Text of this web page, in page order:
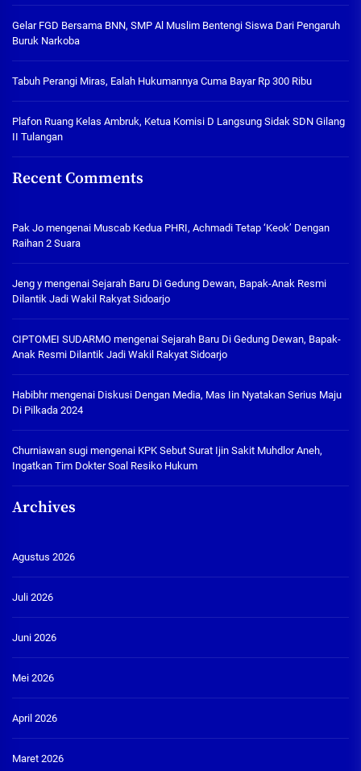
Gelar FGD Bersama BNN, SMP Al Muslim Bentengi Siswa Dari Pengaruh
Buruk Narkoba
Tabuh Perangi Miras, Ealah Hukumannya Cuma Bayar Rp 300 Ribu
Plafon Ruang Kelas Ambruk, Ketua Komisi D Langsung Sidak SDN Gilang
II Tulangan
Recent Comments
Pak Jo mengenai Muscab Kedua PHRI, Achmadi Tetap ‘Keok’ Dengan
Raihan 2 Suara
Jeng y mengenai Sejarah Baru Di Gedung Dewan, Bapak-Anak Resmi
Dilantik Jadi Wakil Rakyat Sidoarjo
CIPTOMEI SUDARMO mengenai Sejarah Baru Di Gedung Dewan, Bapak-
Anak Resmi Dilantik Jadi Wakil Rakyat Sidoarjo
Habibhrmengenai Diskusi Dengan Media, Mas Iin Nyatakan Serius Maju
Di Pilkada 2024
Churniawan sugi mengenai KPK Sebut Surat Ijin Sakit Muhdlor Aneh,
Ingatkan Tim Dokter Soal Resiko Hukum
Archives
Agustus 2026
Juli 2026
Juni 2026
Mei 2026
April 2026
Maret 2026